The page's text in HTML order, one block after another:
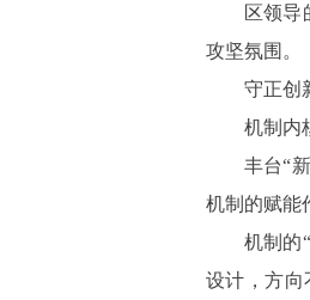
区领导
攻坚氛围。
守正创
机制内
丰台“
机制的赋能
机制的
设计，方向